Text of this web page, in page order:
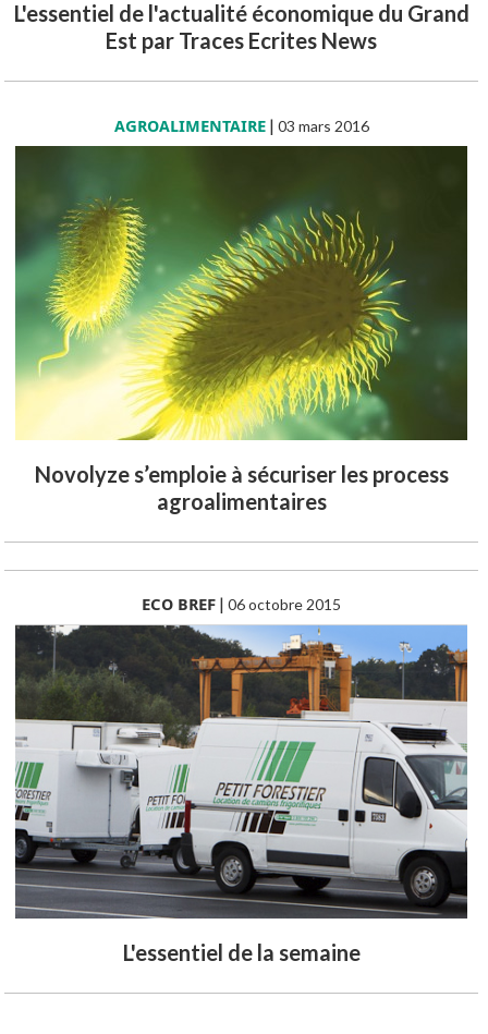
L'essentiel de l'actualité économique du Grand
Est par Traces Ecrites News
AGROALIMENTAIRE| 03 mars 2016
Novolyze s’emploie à sécuriser les process
agroalimentaires
ECO BREF |06 octobre 2015
L'essentiel de la semaine